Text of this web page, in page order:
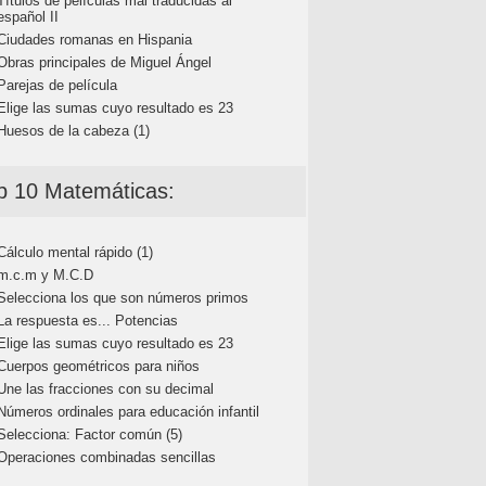
II
romanas en Hispania
principales de Miguel Ángel
de película
las sumas cuyo resultado es 23
de la cabeza (1)
10 Matemáticas:
mental rápido (1)
y M.C.D
los que son números primos
respuesta es... Potencias
las sumas cuyo resultado es 23
geométricos para niños
las fracciones con su decimal
ordinales para educación infantil
Factor común (5)
combinadas sencillas